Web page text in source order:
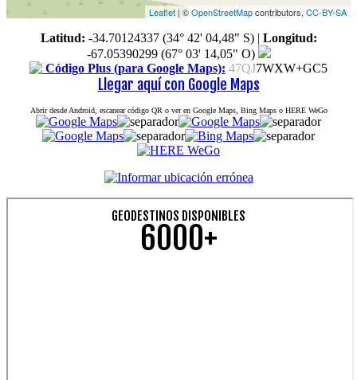
Leaflet | ©OpenStreetMapcontributors, CC-BY-SA
Latitud: -34.70124337 (34° 42' 04,48" S)| Longitud:
-67.05390299 (67° 03' 14,05" O)
Código Plus (para Google Maps): 47QJ7WXW+GC5
Llegar aquí con Google Maps
Abrir desde Android, escanear código QR o ver en Google Maps, Bing Maps o HERE WeGo
GEODESTINOS DISPONIBLES
6000+